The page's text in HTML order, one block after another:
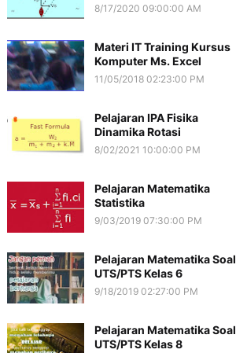
8/17/2020 09:00:00 AM
Materi IT Training Kursus
Komputer Ms. Excel
11/05/2018 02:23:00 PM
Pelajaran IPA Fisika
Dinamika Rotasi
8/02/2021 10:00:00 PM
Pelajaran Matematika
Statistika
9/03/2019 07:30:00 PM
Pelajaran Matematika Soal
UTS/PTS Kelas 6
9/18/2019 02:27:00 PM
Pelajaran Matematika Soal
UTS/PTS Kelas 8